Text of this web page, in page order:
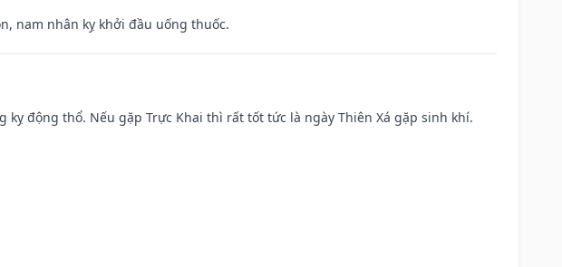
nam nhân kỵ khởi đầu uống thuốc.
kỵ động thổ. Nếu gặp Trực Khai thì rất tốt tức là ngày Thiên Xá gặp sinh khí.